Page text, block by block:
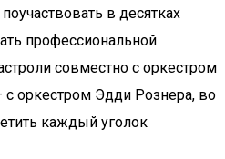
в десятках
профессиональной
совместно с оркестром
с оркестром Эдди Рознера, во
каждый уголок